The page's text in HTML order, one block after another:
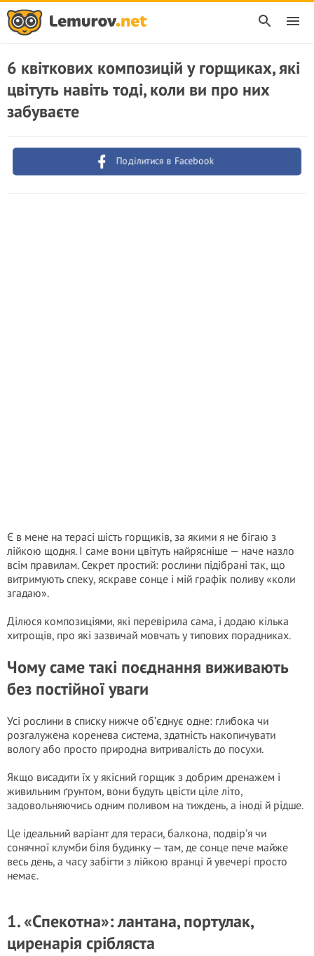
6 квіткових композицій у горщиках, які
цвітуть навіть тоді, коли ви про них
забуваєте
Поділитися в Facebook
Є в мене на терасі шість горщиків, за якими я не бігаю з
лійкою щодня. І саме вони цвітуть найрясніше — наче назло
всім правилам. Секрет простий: рослини підібрані так, що
витримують спеку, яскраве сонце і мій графік поливу «коли
згадаю».
Ділюся композиціями, які перевірила сама, і додаю кілька
хитрощів, про які зазвичай мовчать у типових порадниках.
Чому саме такі поєднання виживають
без постійної уваги
Усі рослини в списку нижче об’єднує одне: глибока чи
розгалужена коренева система, здатність накопичувати
вологу або просто природна витривалість до посухи.
Якщо висадити їх у якісний горщик з добрим дренажем і
живильним ґрунтом, вони будуть цвісти ціле літо,
задовольняючись одним поливом на тиждень, а іноді й рідше.
Це ідеальний варіант для тераси, балкона, подвір’я чи
сонячної клумби біля будинку — там, де сонце пече майже
весь день, а часу забігти з лійкою вранці й увечері просто
немає.
1. «Спекотна»: лантана, портулак,
циренарія срібляста